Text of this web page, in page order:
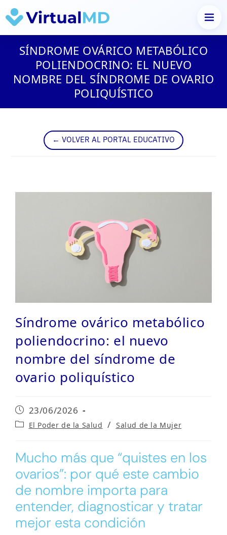
SÍNDROME OVÁRICO METABÓLICO
POLIENDOCRINO: EL NUEVO
NOMBRE DEL SÍNDROME DE OVARIO
POLIQUÍSTICO
← VOLVER AL PORTAL EDUCATIVO
Síndrome ovárico metabólico
poliendocrino: el nuevo
nombre del síndrome de
ovario poliquístico
Publicación
de
la
23/06/2026
Categoría
entrada:
El Poder de la Salud / ⁠Salud de la Mujer
Mucho más que “quistes en los
ovarios”: por qué este cambio
de nombre importa para
entender, diagnosticar y tratar
mejor esta condición